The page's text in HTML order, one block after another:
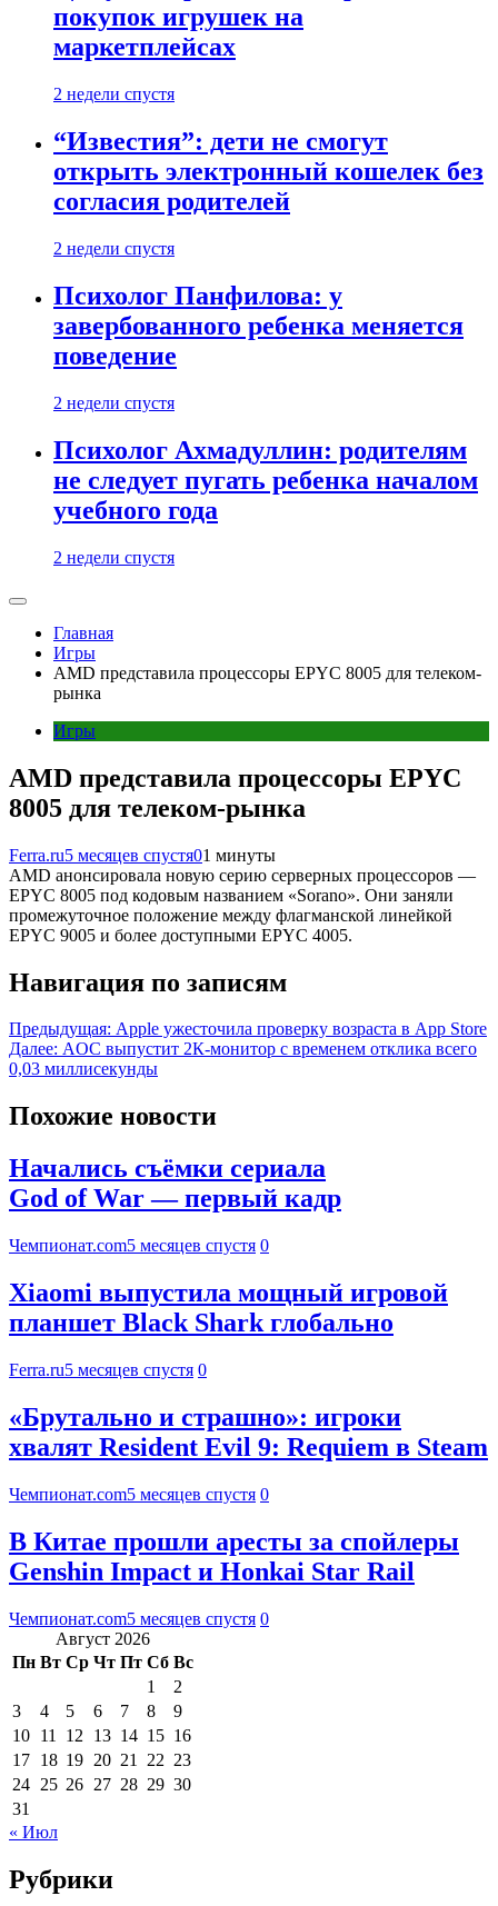
покупок игрушек на
маркетплейсах
2 недели спустя
“Известия”: дети не смогут
открыть электронный кошелек без
согласия родителей
2 недели спустя
Психолог Панфилова: у
завербованного ребенка меняется
поведение
2 недели спустя
Психолог Ахмадуллин: родителям
не следует пугать ребенка началом
учебного года
2 недели спустя
Главная
Игры
AMD представила процессоры EPYC 8005 для телеком-
рынка
Игры
AMD представила процессоры EPYC
8005 для телеком-рынка
Ferra.ru5 месяцев спустя01 минуты
AMD анонсировала новую серию серверных процессоров —
EPYC 8005 под кодовым названием «Sorano». Они заняли
промежуточное положение между флагманской линейкой
EPYC 9005 и более доступными EPYC 4005.
Навигация по записям
Предыдущая: Apple ужесточила проверку возраста в App Store
Далее: AOC выпустит 2К-монитор с временем отклика всего
0,03 миллисекунды
Похожие новости
Начались съёмки сериала
God of War — первый кадр
Чемпионат.com5 месяцев спустя 0
Xiaomi выпустила мощный игровой
планшет Black Shark глобально
Ferra.ru5 месяцев спустя 0
«Брутально и страшно»: игроки
хвалят Resident Evil 9: Requiem в Steam
Чемпионат.com5 месяцев спустя 0
В Китае прошли аресты за спойлеры
Genshin Impact и Honkai Star Rail
Чемпионат.com5 месяцев спустя 0
Август 2026
Пн Вт Ср Чт Пт Сб Вс
1
2
3
4 5 6 7 8
9
10 11 12 13 14 15 16
17 18 19 20 21 22 23
24 25 26 27 28 29 30
31
« Июл
Рубрики